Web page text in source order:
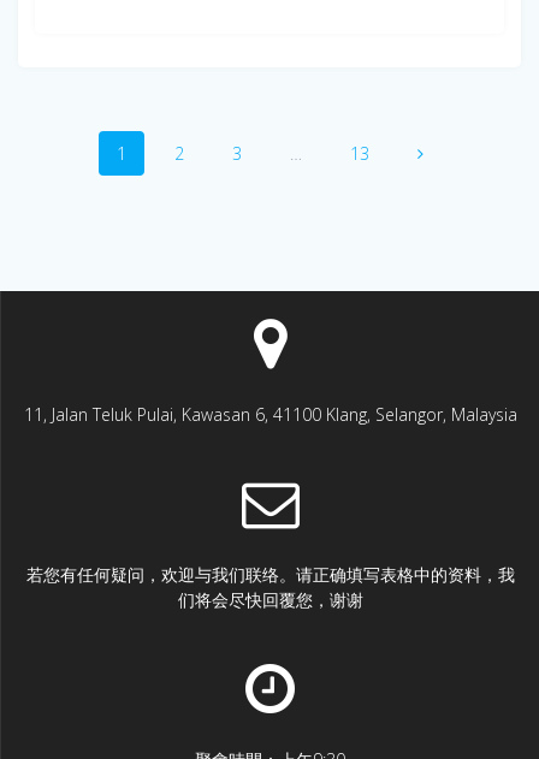
Posts
navigation
Page
1 Page
2 Page
3 … Page
13
11, Jalan Teluk Pulai, Kawasan 6, 41100 Klang, Selangor, Malaysia
若您有任何疑问，欢迎与我们联络。请正确填写表格中的资料，我
们将会尽快回覆您，谢谢